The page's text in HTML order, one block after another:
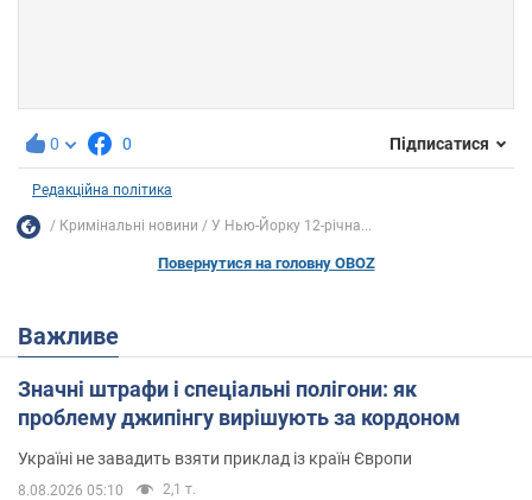
0 0 Підписатися
Редакційна політика
Кримінальні новини У Нью-Йорку 12-річна...
Повернутися на головну OBOZ
Важливе
Значні штрафи і спеціальні полігони: як
проблему джипінгу вирішують за кордоном
Україні не завадить взяти приклад із країн Європи
8.08.2026 05:10 2,1 т.